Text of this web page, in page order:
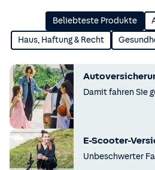
Beliebteste Produkte
Haus, Haftung & Recht
Damit fahren Sie
E-Scooter-
Unbeschwerter